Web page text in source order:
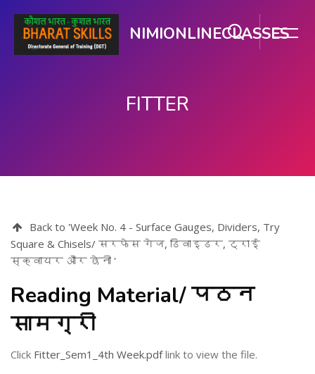
NIMIONLINECLASSES
FITTER
Back to 'Week No. 4 - Surface Gauges, Dividers, Try
Square & Chisels/ सरफेस गेज, डिवाइडर, ट्राई
स्क्वायर और छेनी '
Reading Material/ पठन
सामग्री
Click Fitter_Sem1_4th Week.pdflink to view the file.